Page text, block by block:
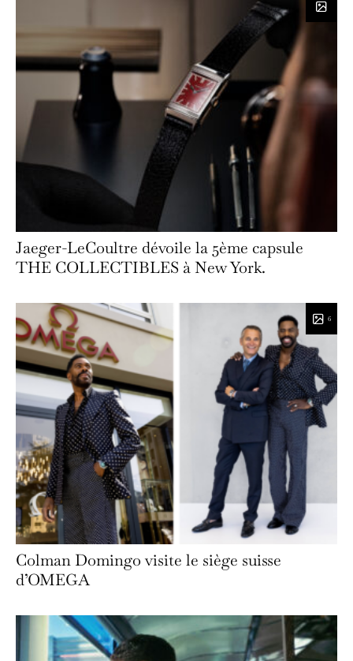
Jaeger-LeCoultre dévoile la 5ème capsule
THE COLLECTIBLES à New York.
6
Colman Domingo visite le siège suisse
d’OMEGA